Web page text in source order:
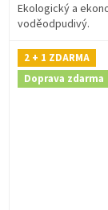
Ekologický a
voděodpudivý.
2 + 1 ZDARMA
Doprava zdarma